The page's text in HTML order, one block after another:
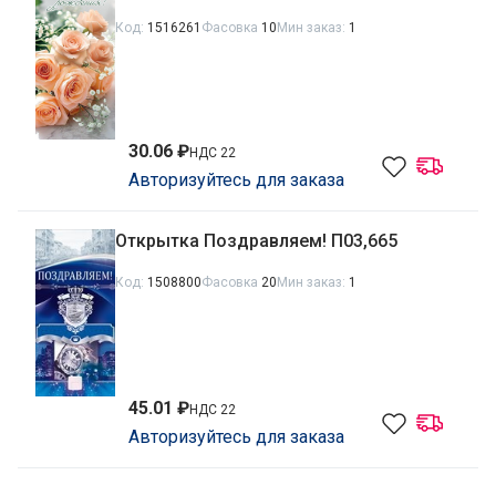
Код: 1516261 Фасовка 10 Мин заказ: 1
30.06 ₽НДС 22
Авторизуйтесь для заказа
Открытка Поздравляем! П03,665
Код: 1508800Фасовка 20Мин заказ: 1
45.01 ₽НДС 22
Авторизуйтесь для заказа